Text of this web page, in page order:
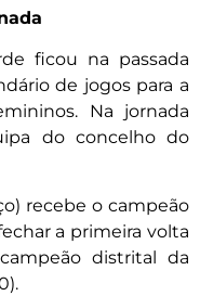
ficou na passada
de jogos para a
Na jornada
do concelho do
recebe o campeão
a primeira volta
distrital da